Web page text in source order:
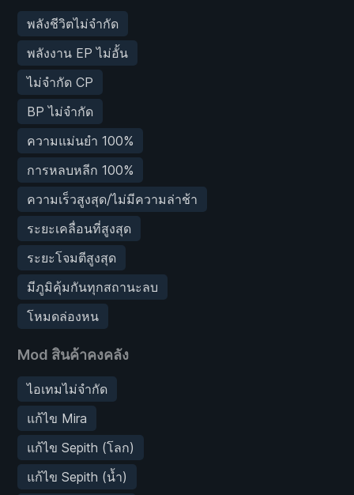
พลังชีวิตไม่จำกัด
พลังงาน EP ไม่อั้น
ไม่จำกัด CP
BP ไม่จำกัด
ความแม่นยำ 100%
การหลบหลีก 100%
ความเร็วสูงสุด/ไม่มีความล่าช้า
ระยะเคลื่อนที่สูงสุด
ระยะโจมตีสูงสุด
มีภูมิคุ้มกันทุกสถานะลบ
โหมดล่องหน
Mod สินค้าคงคลัง
ไอเทมไม่จำกัด
แก้ไข Mira
แก้ไข Sepith (โลก)
แก้ไข Sepith (น้ำ)